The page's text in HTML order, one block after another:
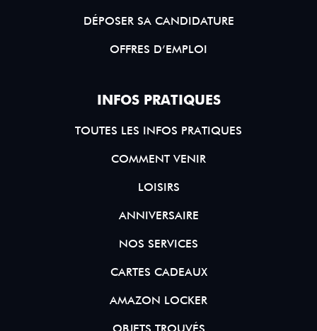
DÉPOSER SA CANDIDATURE
OFFRES D’EMPLOI
INFOS PRATIQUES
TOUTES LES INFOS PRATIQUES
COMMENT VENIR
LOISIRS
ANNIVERSAIRE
NOS SERVICES
CARTES CADEAUX
AMAZON LOCKER
OBJETS TROUVÉS